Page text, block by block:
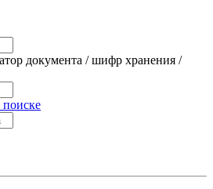
документа / шифр хранения /